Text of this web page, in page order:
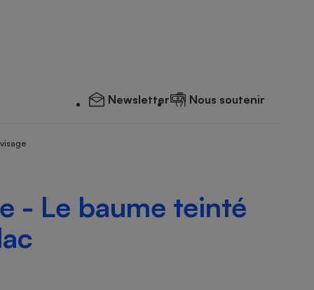
Newsletter Nous soutenir
- Le baume teinté